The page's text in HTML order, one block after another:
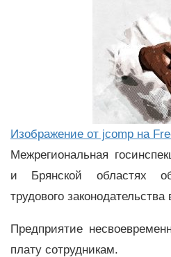
Изображение от jcomp на
Межрегиональная
и Брянской областях
трудового
Предприятие
плату сотрудникам.